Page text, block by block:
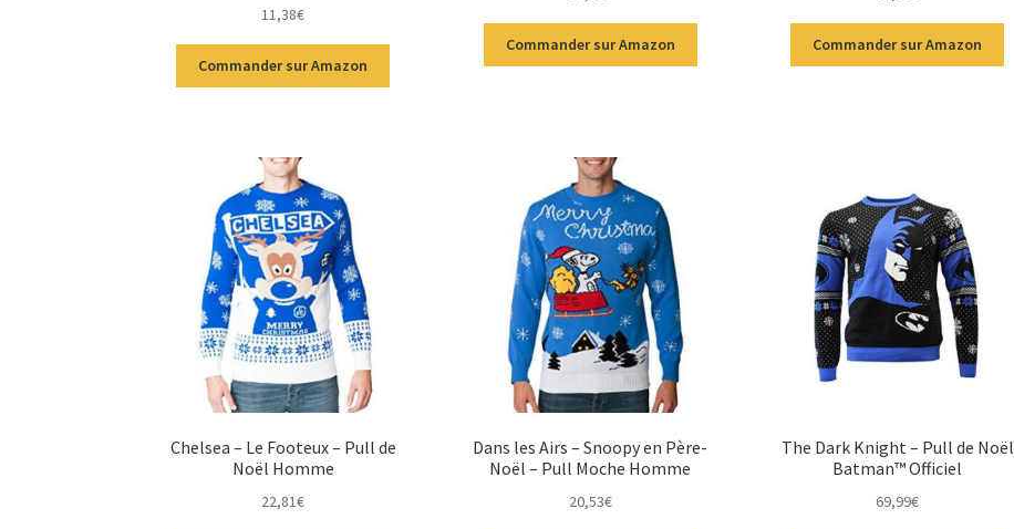
11,38€
Commander sur Amazon
Commander sur Amazon Commander sur Amazon
Chelsea – Le Footeux – Pull de
Noël Homme
22,81€
Dans les Airs – Snoopy en Père-
Noël – Pull Moche Homme
20,53€
The Dark Knight – Pull de Noël
Batman™ Officiel
69,99€